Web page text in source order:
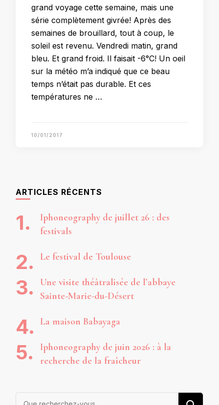
grand voyage cette semaine, mais une
série complètement givrée! Après des
semaines de brouillard, tout à coup, le
soleil est revenu. Vendredi matin, grand
bleu. Et grand froid. Il faisait -6°C! Un oeil
sur la météo m’a indiqué que ce beau
temps n’était pas durable. Et ces
températures ne …
10/01/2017
ARTICLES RÉCENTS
Iphoneography de juillet 26 : des
festivals
Le festival de Toulouse
Une visite théâtralisée de l’abbaye
Sainte-Marie-du-Désert
La maison Babayaga
Iphoneography de juin 2026 : à la
recherche de la fraîcheur
Vous